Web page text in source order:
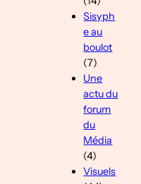
Sisyph
e au
boulot
(7)
Une
actu du
forum
du
Média
(4)
Visuels